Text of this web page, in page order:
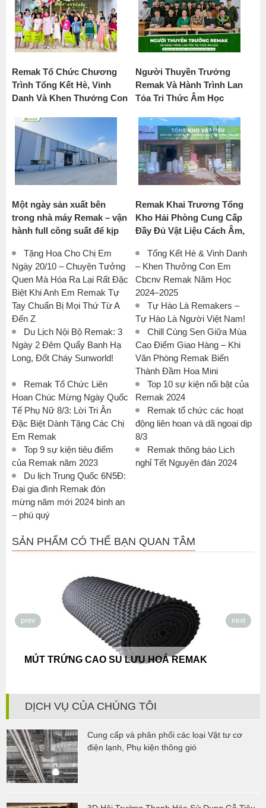
Remak Tổ Chức Chương
Trình Tổng Kết Hè, Vinh
Danh Và Khen Thưởng Con
2026
Người Thuyền Trưởng
Remak Và Hành Trình Lan
Tỏa Tri Thức Âm Học
Một ngày sản xuất bên
trong nhà máy Remak – vận
hành full công suất để kịp
Remak Khai Trương Tổng
Kho Hải Phòng Cung Cấp
Đầy Đủ Vật Liệu Cách Âm,
Cháy Chính Hãng - Giao
Nhanh, Tư Vấn Chuyên
Nghiệp.
Tặng Hoa Cho Chị Em
Ngày 20/10 – Chuyện Tưởng
Quen Mà Hóa Ra Lại Rất Đặc
Biệt Khi Anh Em Remak Tự
Tay Chuẩn Bị Mọi Thứ Từ A
Đến Z
Tổng Kết Hè & Vinh Danh
– Khen Thưởng Con Em
Cbcnv Remak Năm Học
2024–2025
Tự Hào Là Remakers –
Tự Hào Là Người Việt Nam!
Du Lịch Nội Bộ Remak: 3
Ngày 2 Đêm Quẩy Banh Hạ
Long, Đốt Cháy Sunworld!
Chill Cùng Sen Giữa Mùa
Cao Điểm Giao Hàng – Khi
Văn Phòng Remak Biến
Thành Đầm Hoa Mini
Remak Tổ Chức Liên
Hoan Chúc Mừng Ngày Quốc
Tế Phụ Nữ 8/3: Lời Tri Ân
Đặc Biệt Dành Tặng Các Chị
Em Remak
Top 10 sự kiện nổi bật của
Remak 2024
Remak tổ chức các hoạt
động liên hoan và dã ngoại dịp
8/3
Top 9 sự kiện tiêu điểm
của Remak năm 2023
Remak thông báo Lịch
nghỉ Tết Nguyên đán 2024
Du lịch Trung Quốc 6N5Đ:
Đại gia đình Remak đón
mừng năm mới 2024 bình an
– phú quý
SẢN PHẨM CÓ THỂ BẠN QUAN TÂM
MÚT TRỨNG CAO SU LƯU HOÁ REMAK
prev next
DỊCH VỤ CỦA CHÚNG TÔI
Cung cấp và phân phối các loại Vật tư cơ
điện lạnh, Phụ kiện thông gió